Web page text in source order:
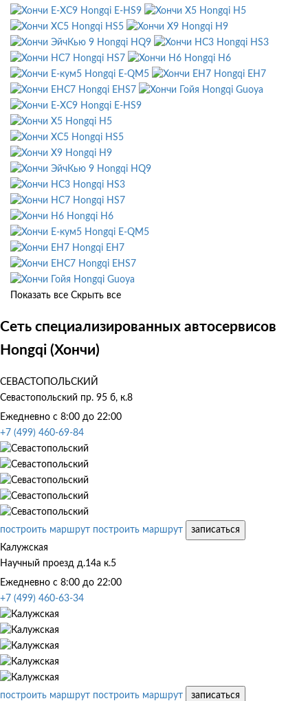
Hongqi E-HS9
Hongqi H5
Hongqi HS5
Hongqi H9
Hongqi HQ9
Hongqi HS3
Hongqi HS7
Hongqi H6
Hongqi E-QM5
Hongqi EH7
Hongqi EHS7
Hongqi Guoya
Hongqi E-HS9
Hongqi H5
Hongqi HS5
Hongqi H9
Hongqi HQ9
Hongqi HS3
Hongqi HS7
Hongqi H6
Hongqi E-QM5
Hongqi EH7
Hongqi EHS7
Hongqi Guoya
Показать все Скрыть все
Сеть специализированных автосервисов
Hongqi (Хончи)
СЕВАСТОПОЛЬСКИЙ
Севастопольский пр. 95 б, к.8
Ежедневно с 8:00 до 22:00
+7 (499) 460-69-84
построить маршрут построить маршрут
записаться
Калужская
Научный проезд д.14а к.5
Ежедневно с 8:00 до 22:00
+7 (499) 460-63-34
построить маршрут построить маршрут
записаться